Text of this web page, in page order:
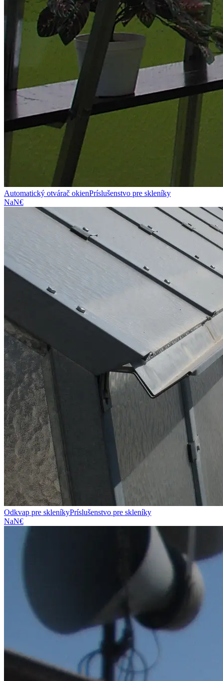
Automatický otvárač okienPríslušenstvo pre skleníky
NaN€
Odkvap pre skleníkyPríslušenstvo pre skleníky
NaN€